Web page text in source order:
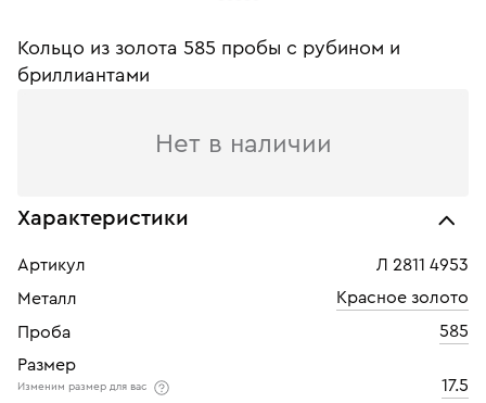
Кольцо из золота 585 пробы c рубином и
бриллиантами
Нет в наличии
Характеристики
Артикул
Л 2811 4953
Металл
Красное золото
Проба
585
Размер
Изменим размер для вас
17.5